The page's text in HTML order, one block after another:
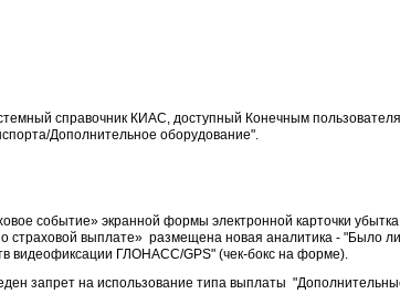
справочник КИАС, доступный Конечным
Дополнительное оборудование".
событие» экранной формы электронной карточки
страховой выплате» размещена новая аналитика - "Было
видеофиксации ГЛОНАСС/GPS" (чек-бокс на форме).
запрет на использование типа выплаты